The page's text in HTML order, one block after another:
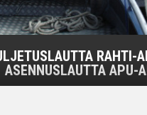
RAHTI-
ASENNUSLAUTTA APU-